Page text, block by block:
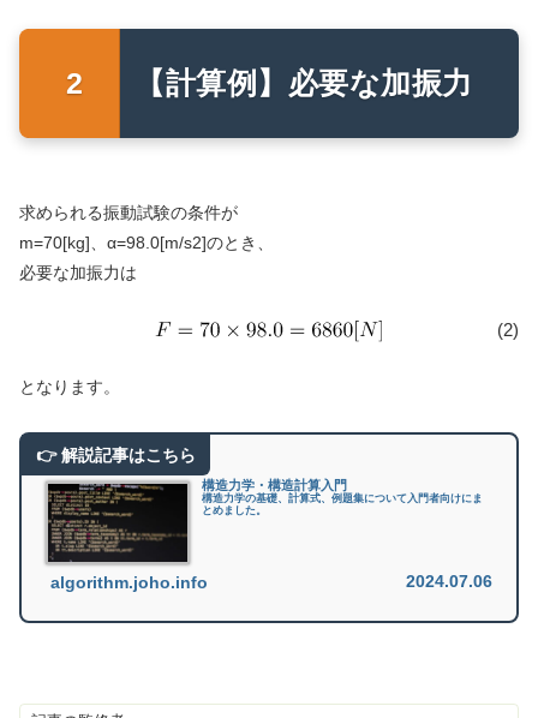
【計算例】必要な加振力
求められる振動試験の条件が
m=70[kg]、α=98.0[m/s2]のとき、
必要な加振力は
(2)
となります。
構造力学・構造計算入門
構造力学の基礎、計算式、例題集について入門者向けにま
とめました。
algorithm.joho.info 2024.07.06